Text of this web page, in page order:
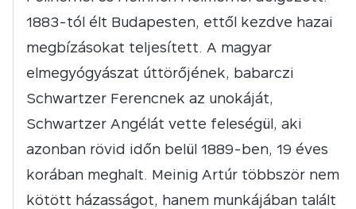
1883-tól élt Budapesten, ettől kezdve hazai
megbízásokat teljesített. A magyar
elmegyógyászat úttörőjének, babarczi
Schwartzer Ferencnek az unokáját,
Schwartzer Angélát vette feleségül, aki
azonban rövid időn belül 1889-ben, 19 éves
korában meghalt. Meinig Artúr többször nem
kötött házasságot, hanem munkájában talált